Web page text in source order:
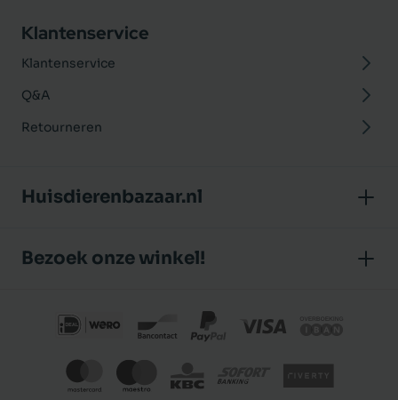
Klantenservice
Klantenservice
Q&A
Retourneren
Huisdierenbazaar.nl
Klantbeoordelingen
Privacybeleid
Bezoek onze winkel!
J.P. Poelstraat 8
Nederland